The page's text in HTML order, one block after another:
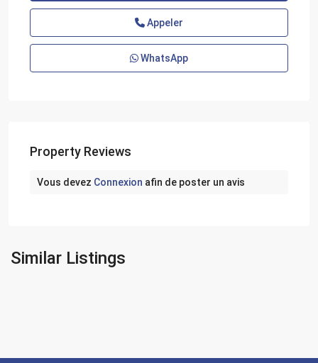
Appeler
WhatsApp
Property Reviews
Vous devez Connexion afin de poster un avis
Similar Listings